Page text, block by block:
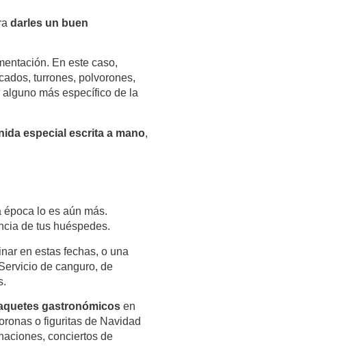
darles un buen
En este caso,
turrones, polvorones,
más específico de la
especial escrita a mano,
lo es aún más.
de tus huéspedes.
en estas fechas, o una
de canguro, de
gastronómicos en
o figuritas de Navidad
conciertos de